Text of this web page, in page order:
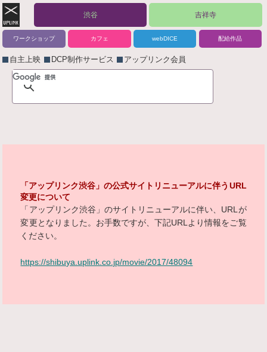
渋谷 吉祥寺
ワークショップ カフェ webDICE 配給作品
自主上映 DCP制作サービス アップリンク会員
「アップリンク渋谷」の公式サイトリニューアルに伴うURL
変更について
「アップリンク渋谷」のサイトリニューアルに伴い、URLが
変更となりました。お手数ですが、下記URLより情報をご覧
ください。
https://shibuya.uplink.co.jp/movie/2017/48094